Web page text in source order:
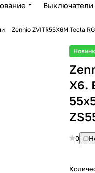
Выключатели
Zennio ZVITR55X6M Tecla
X6.
0